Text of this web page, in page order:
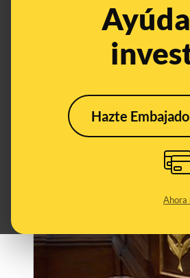
Hazte
Ahora
PSOE como
Jul 23, 2019, 9:31:40 AM